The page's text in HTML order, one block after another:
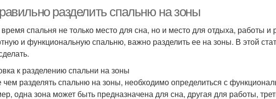
разделить спальню на зоны
спальня не только место для сна, но и место для отдыха, работы и
и функциональную спальню, важно разделить ее на зоны. В этой
к разделению спальни на зоны
разделять спальню на зоны, необходимо определиться с
одна зона может быть предназначена для сна, другая для работы,